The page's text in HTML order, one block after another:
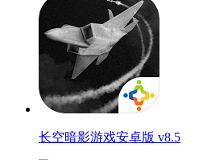
长空暗影游戏安卓版 v8.5